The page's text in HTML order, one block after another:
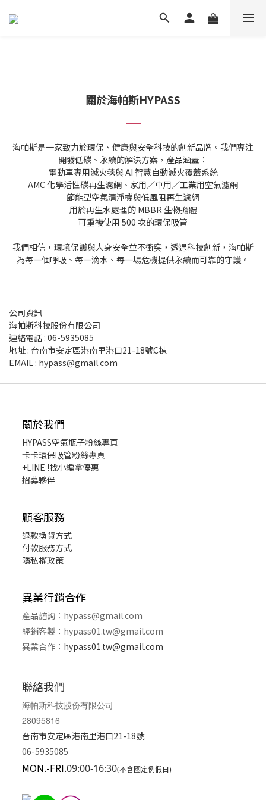
關於海帕斯HYPASS
海帕斯是一家致力於環保、健康與安全科技的創新品牌。我們專注
開發低碳、永續的解決方案，產品涵蓋：
電動車專用滅火毯與 AI 智慧自動滅火覆蓋系統
AMC 化學活性碳再生濾網、家用／車用／工業用空氣濾網
節能型空氣清淨機與低風阻再生濾網
用於再生水處理的 MBBR 生物擔體
可重複使用 500 次的環保吸管
我們相信，環境保護與人身安全並不衝突，透過科技創新，海帕斯
為每一個呼吸、每一滴水、每一場危機提供永續而可靠的守護。
公司資訊
海帕斯科技股份有限公司
連絡電話 : 06-5935085
地址 : 台南市安定區港南里港口21-18號C棟
EMAIL : hypass@gmail.com
關於我們
HYPASS空氣瓶子粉絲專頁
卡卡環保吸管粉絲專頁
+LINE !找小編拿優惠
招募夥伴
顧客服務
退款換貨方式
付款服務方式
隱私權政策
異業行銷合作
產品諮詢： hypass@gmail.com
經銷客製 ： hypass01.tw@gmail.com
異業合作 ： hypass01.tw@gmail.com
聯絡我們
海帕斯科技股份有限公司
28095816
台南市安定區港南里港口21-18號
06-5935085
MON.-FRI.09:00-16:30(不含國定例假日)